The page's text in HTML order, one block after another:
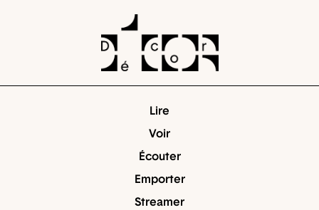
Lire
Voir
Écouter
Emporter
Streamer